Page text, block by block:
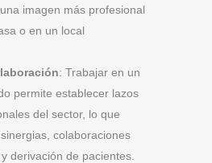
imagen más profesional
o en un local
: Trabajar en un
permite establecer lazos
del sector, lo que
colaboraciones
derivación de pacientes.